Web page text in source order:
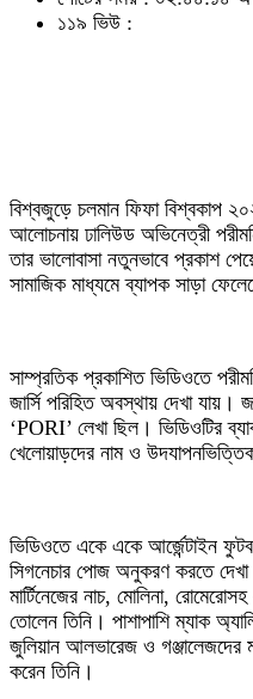
১১৯ ভিউ :
বিশ্বজুড়ে চলমান ফিফা বিশ্বকাপ
আলোচনায় ঢালিউড অভিনেত্রী
তার ভালোবাসা নতুনভাবে প্রকাশ
সামাজিক মাধ্যমে ব্যাপক সাড়া
সাম্প্রতিক প্রকাশিত ভিডিওতে
জার্সি পরিহিত অবস্থায় দেখা যায়।
‘PORI’ লেখা ছিল। ভিডিওটির
খেলোয়াড়দের নাম ও
ভিডিওতে একে একে আর্জেন্টাইন
সিগনেচার পোজ অনুকরণ করতে দেখা
মার্টিনেজের নাচ, মোলিনা,
তোলেন তিনি। পাশাপাশি ম্যাক
জুলিয়ান আলভারেজ ও
করেন তিনি।